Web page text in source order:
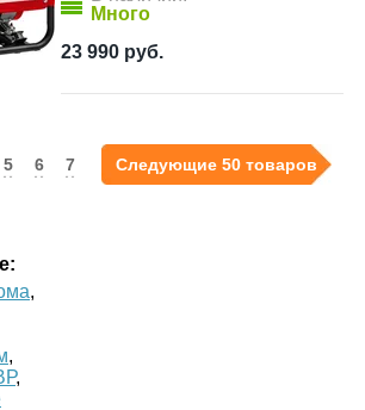
Много
23 990 руб.
5 6 7 Следующие 50 товаров
,
,
,